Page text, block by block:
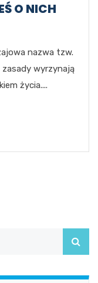
O NICH
nazwa tzw.
wyrzynają
życia....